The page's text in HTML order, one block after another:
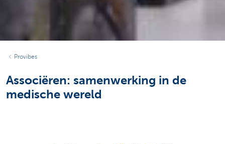
Provibes
Associëren: samenwerking in de
medische wereld